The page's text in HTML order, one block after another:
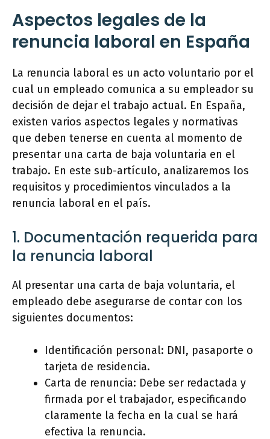
Aspectos legales de la
renuncia laboral en España
La renuncia laboral es un acto voluntario por el
cual un empleado comunica a su empleador su
decisión de dejar el trabajo actual. En España,
existen varios aspectos legales y normativas
que deben tenerse en cuenta al momento de
presentar una carta de baja voluntaria en el
trabajo. En este sub-artículo, analizaremos los
requisitos y procedimientos vinculados a la
renuncia laboral en el país.
1. Documentación requerida para
la renuncia laboral
Al presentar una carta de baja voluntaria, el
empleado debe asegurarse de contar con los
siguientes documentos:
Identificación personal: DNI, pasaporte o
tarjeta de residencia.
Carta de renuncia: Debe ser redactada y
firmada por el trabajador, especificando
claramente la fecha en la cual se hará
efectiva la renuncia.